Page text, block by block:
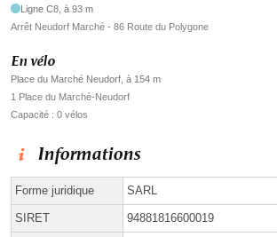
Ligne C8, à 93 m
Arrêt Neudorf Marché - 86 Route du Polygone
En vélo
Place du Marché Neudorf, à 154 m
1 Place du Marché-Neudorf
Capacité : 0 vélos
Informations
Forme juridique SARL
SIRET 94881816600019